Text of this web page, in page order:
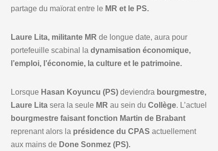
partage du maïorat entre le MR et le PS.
Laure Lita, militante MR de longue date, aura pour
portefeuille scabinal ladynamisation économique,
l’emploi, l’économie, la culture et le patrimoine.
Lorsque Hasan Koyuncu (PS) deviendra bourgmestre,
Laure Lita sera la seule MR au sein duCollège. L’actuel
bourgmestre faisant fonction Martin de Brabant
reprenant alors la présidence du CPAS actuellement
aux mains de Done Sonmez (PS).